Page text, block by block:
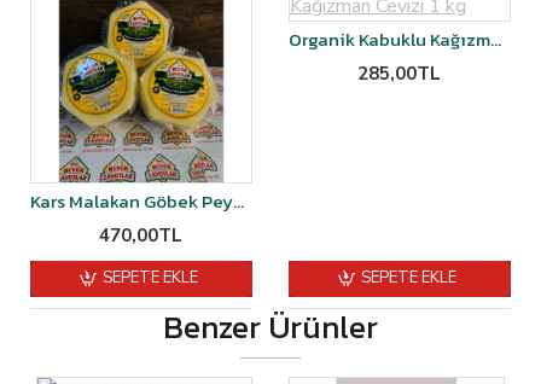
Kars Malakan Göbek Peyniri Şirden Mayalı 1 kg
470,00TL
SEPETE EKLE
Organik Kabuklu Kağızman Cevizi 1 kg
285,00TL
SEPETE EKLE
Benzer Ürünler